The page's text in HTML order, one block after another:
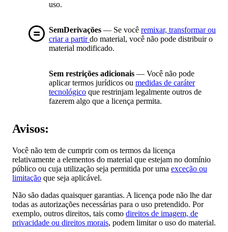
uso.
SemDerivações — Se você remixar, transformar ou
criar a partirdo material, você não pode distribuir o
material modificado.
Sem restrições adicionais — Você não pode
aplicar termos jurídicos ou medidas de caráter
tecnológico que restrinjam legalmente outros de
fazerem algo que a licença permita.
Avisos:
Você não tem de cumprir com os termos da licença
relativamente a elementos do material que estejam no domínio
público ou cuja utilização seja permitida por uma exceção ou
limitação que seja aplicável.
Não são dadas quaisquer garantias. A licença pode não lhe dar
todas as autorizações necessárias para o uso pretendido. Por
exemplo, outros direitos, tais como direitos de imagem, de
privacidade ou direitos morais, podem limitar o uso do material.